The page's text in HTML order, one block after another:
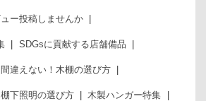
ー投稿しませんか
SDGsに貢献する店舗備品
間違えない！木棚の選び方
棚下照明の選び方 木製ハンガー特集